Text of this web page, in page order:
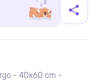
- 40x60 cm -